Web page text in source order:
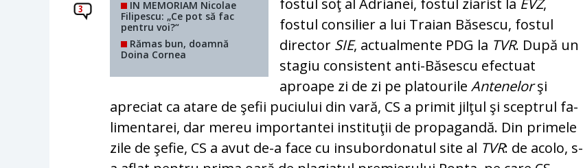
3
IN MEMORIAM Nicolae
Filipescu: „Ce pot să fac
pentru voi?“
Rămas bun, doamnă
Doina Cornea
fostul soţ al Adrianei, fostul ziarist la EVZ,
fostul consilier a lui Traian Bă­ses­cu, fostul
director SIE, ac­tu­al­mente PDG la TVR. După un
sta­giu consistent anti-Băsescu efec­tuat
aproape zi de zi pe pla­to­u­rileAntenelorşi
apreciat ca ata­re de şefii puciului din vară, CS a primit jilţul şi sceptrul fa­
limen­tarei, dar mereu importantei ins­tituţii de propagandă. Din pri­me­le
zile de şefie, CS a avut de-a face cu insubordonatul site al TVR: de acolo, s-